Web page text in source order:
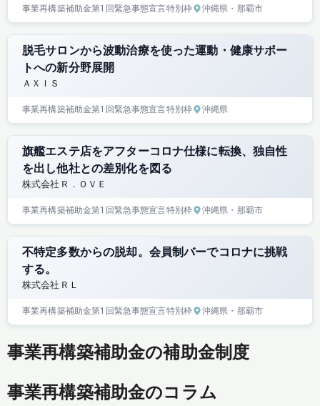
事業再構築補助金第1回緊急事態宣言特別枠 沖縄県 ・那覇市
脱毛サロンから波動治療を使った運動・健康サポー
トへの新分野展開
ＡＸＩＳ
事業再構築補助金第1回緊急事態宣言特別枠 沖縄県
旗艦エステ店をアフターコロナ仕様に転換、独自性
を出し他社との差別化を図る
株式会社Ｒ．ＯＶＥ
事業再構築補助金第1回緊急事態宣言特別枠 沖縄県 ・那覇市
不特定多数からの脱却。会員制バーでコロナに挑戦
する。
株式会社ＲＬ
事業再構築補助金第1回緊急事態宣言特別枠 沖縄県 ・那覇市
事業再構築補助金の補助金制度
事業再構築補助金のコラム